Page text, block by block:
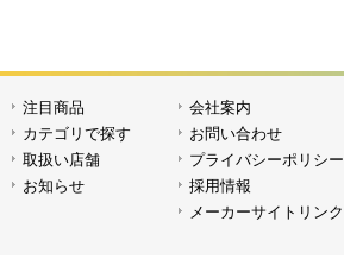
注目商品
カテゴリで探す
取扱い店舗
お知らせ
会社案内
お問い合わせ
プライバシーポリシー
採用情報
メーカーサイトリンク